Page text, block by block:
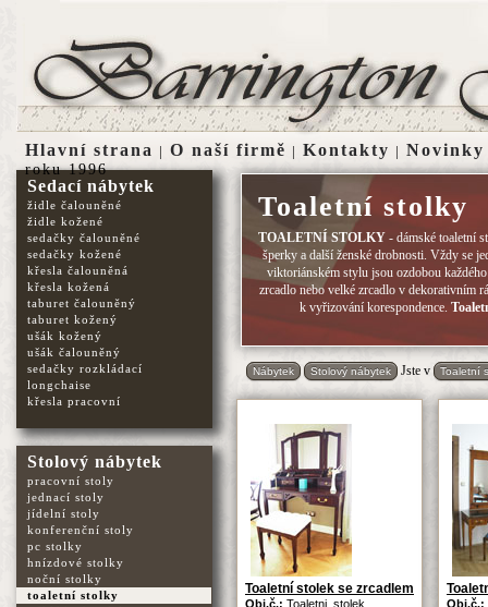
Toaletní stolky
TOALETNÍ STOLKY- dámské toaletní
šperky a další ženské drobnosti. Vždy se
viktoriánském stylu jsou ozdobou
zrcadlo nebo velké zrcadlo v dekorativním
k vyřizování korespondence.
Nábytek Stolový nábytek Jste v Toaletní
Toaletní stolek se zrcadlem
Obj.č.: Toaletni_stolek
Obj.č.:
Sedací nábytek
židle čalouněné
židle kožené
sedačky čalouněné
sedačky kožené
křesla čalouněná
křesla kožená
taburet čalouněný
taburet kožený
ušák kožený
ušák čalouněný
sedačky rozkládací
longchaise
křesla pracovní
Stolový nábytek
pracovní stoly
jednací stoly
jídelní stoly
konferenční stoly
pc stolky
hnízdové stolky
noční stolky
toaletní stolky
Hlavní strana | O naší firmě | Kontakty | Novinky
roku 1996